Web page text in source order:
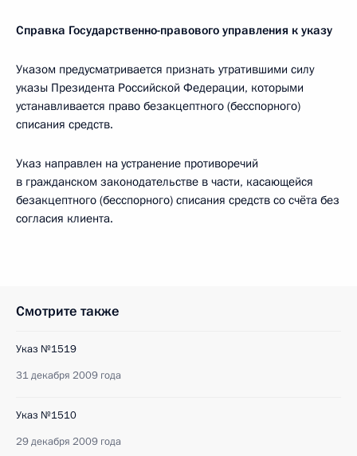
Справка Государственно-правового управления к указу
Указом предусматривается признать утратившими силу
указы Президента Российской Федерации, которыми
устанавливается право безакцептного (бесспорного)
списания средств.
Указ направлен на устранение противоречий
в гражданском законодательстве в части, касающейся
безакцептного (бесспорного) списания средств со счёта без
согласия клиента.
Смотрите также
Указ №1519
31 декабря 2009 года
Указ №1510
29 декабря 2009 года